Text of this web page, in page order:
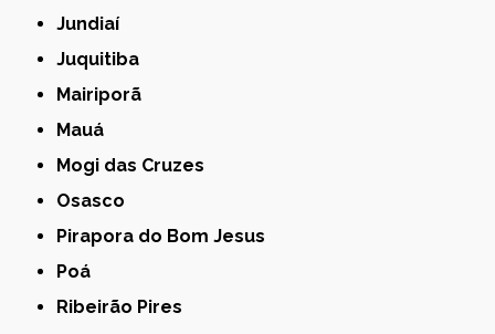
Jundiaí
Juquitiba
Mairiporã
Mauá
Mogi das Cruzes
Osasco
Pirapora do Bom Jesus
Poá
Ribeirão Pires